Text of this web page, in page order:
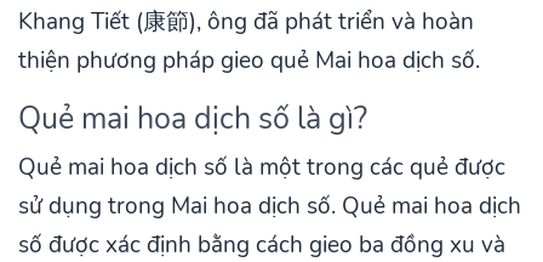
Khang Tiết (康節), ông đã phát triển và hoàn
thiện phương pháp gieo quẻ Mai hoa dịch số.
Quẻ mai hoa dịch số là gì?
Quẻ mai hoa dịch số là một trong các quẻ được
sử dụng trong Mai hoa dịch số. Quẻ mai hoa dịch
số được xác định bằng cách gieo ba đồng xu và